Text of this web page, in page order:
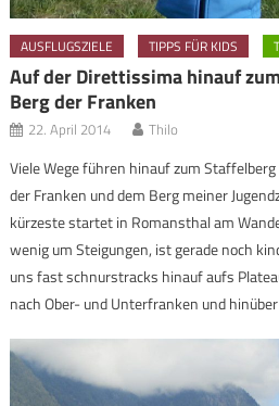
AUSFLUGSZIELE TIPPS FÜR KIDS
Auf der Direttissima hinauf
Berg der Franken
22. April 2014 Thilo
Viele Wege führen hinauf zum
der Franken und dem Berg meiner
kürzeste startet in Romansthal am
wenig um Steigungen, ist gerade noch
uns fast schnurstracks hinauf aufs
nach Ober- und Unterfranken und